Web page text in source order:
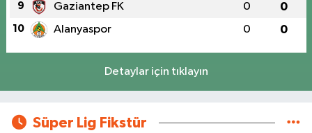
9 Gaziantep FK 0 0
10 Alanyaspor 0 0
Detaylar için tıklayın
Süper Lig Fikstür